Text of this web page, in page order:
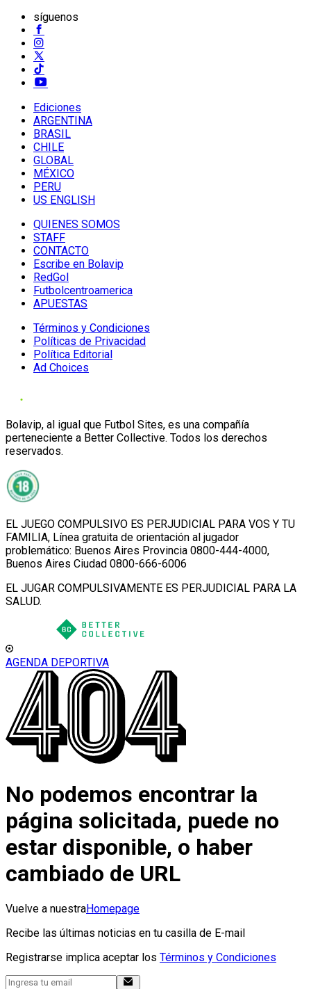
síguenos
Ediciones
ARGENTINA
BRASIL
CHILE
GLOBAL
MÉXICO
PERU
US ENGLISH
QUIENES SOMOS
STAFF
CONTACTO
Escribe en Bolavip
RedGol
Futbolcentroamerica
APUESTAS
Términos y Condiciones
Políticas de Privacidad
Política Editorial
Ad Choices
Bolavip, al igual que Futbol Sites, es una compañía
perteneciente a Better Collective. Todos los derechos
reservados.
EL JUEGO COMPULSIVO ES PERJUDICIAL PARA VOS Y TU
FAMILIA, Línea gratuita de orientación al jugador
problemático: Buenos Aires Provincia 0800-444-4000,
Buenos Aires Ciudad 0800-666-6006
EL JUGAR COMPULSIVAMENTE ES PERJUDICIAL PARA LA
SALUD.
AGENDA DEPORTIVA
No podemos encontrar la
página solicitada, puede no
estar disponible, o haber
cambiado de URL
Vuelve a nuestraHomepage
Recibe las últimas noticias en tu casilla de E-mail
Registrarse implica aceptar los Términos y Condiciones